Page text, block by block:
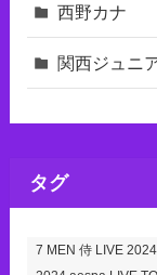
西野カナ
関西ジュニ
タグ
7 MEN 侍 LIVE